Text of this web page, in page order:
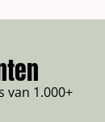
van 1.000+